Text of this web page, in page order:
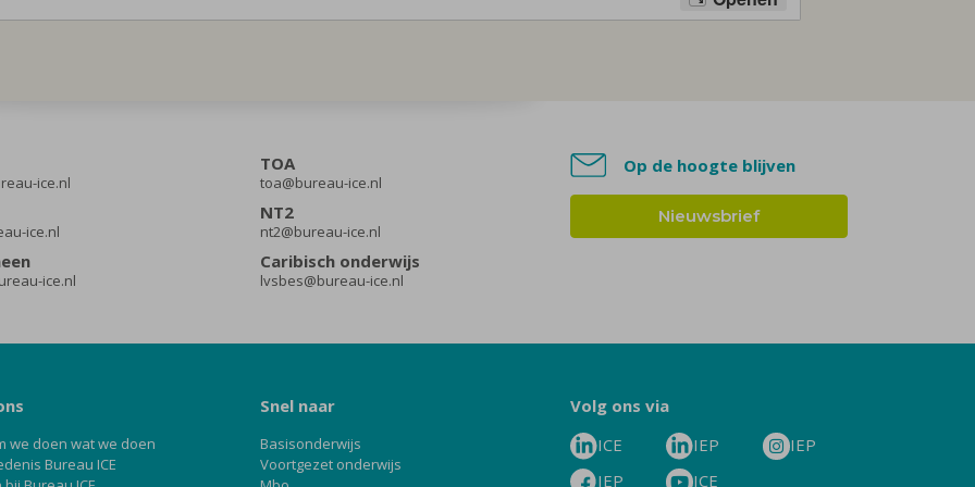
ice.nl
ice.nl
ice.nl
TOA
toa@bureau-ice.nl
NT2
nt2@bureau-ice.nl
Caribisch onderwijs
lvsbes@bureau-ice.nl
Op de hoogte blijven
Nieuwsbrief
we doen wat we doen
Bureau ICE
Snel naar
Basisonderwijs
Voortgezet onderwijs
Volg ons via
ICE
IEP
IEP
IEP
ICE